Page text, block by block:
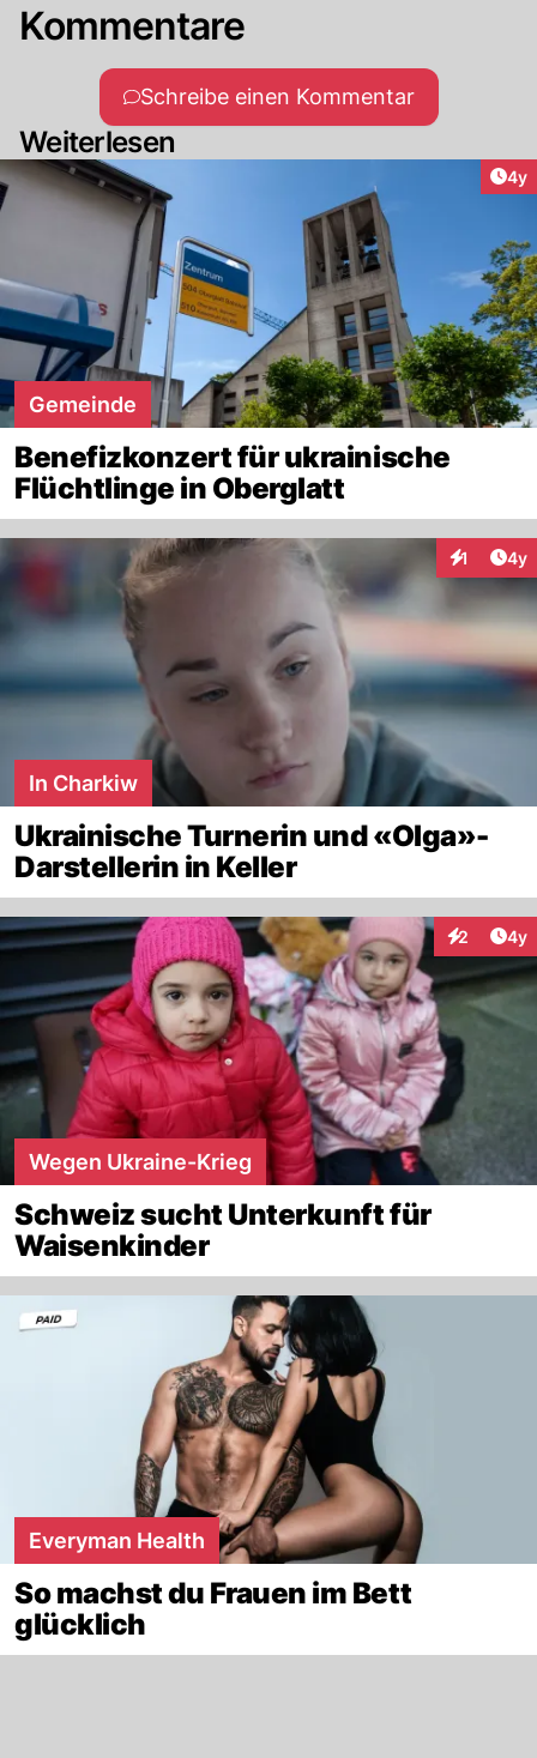
Kommentare
Schreibe einen Kommentar
Weiterlesen
4y
Gemeinde
Benefizkonzert für ukrainische
Flüchtlinge in Oberglatt
1 4y
In Charkiw
Ukrainische Turnerin und «Olga»-
Darstellerin in Keller
2 4y
Wegen Ukraine-Krieg
Schweiz sucht Unterkunft für
Waisenkinder
Everyman Health
So machst du Frauen im Bett
glücklich